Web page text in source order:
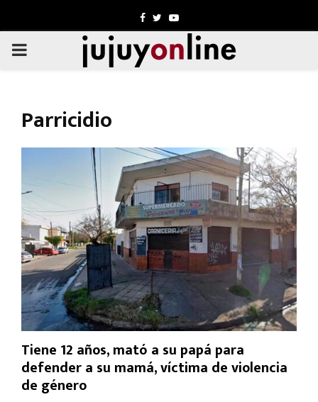
Facebook
TwitterYoutube
PRIMARY
Parricidio
Tiene 12 años, mató a su papá para
defender a su mamá, víctima de violencia
de género